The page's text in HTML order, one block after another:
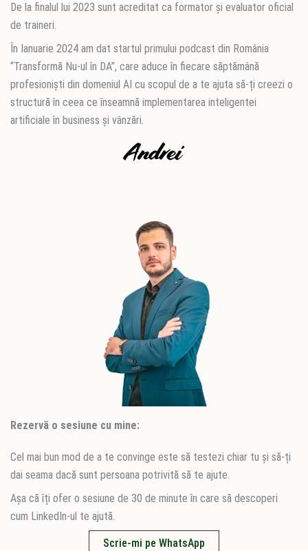
De la finalul lui 2023 sunt acreditat ca formator și evaluator oficial
de traineri.
În Ianuarie 2024 am dat startul primului podcast din România
“Transformă Nu-ul în DA”, care aduce în fiecare săptămână
profesioniști din domeniul AI cu scopul de a te ajuta să-ți creezi o
structură în ceea ce înseamnă implementarea inteligentei
artificiale în business și vânzări.
Rezervă o sesiune cu mine:
Cel mai bun mod de a te convinge este să testezi chiar tu și să-ți
dai seama dacă sunt persoana potrivită să te ajute.
Așa că îți ofer o sesiune de 30 de minute în care să descoperi
cum LinkedIn-ul te ajută.
Scrie-mi pe WhatsApp